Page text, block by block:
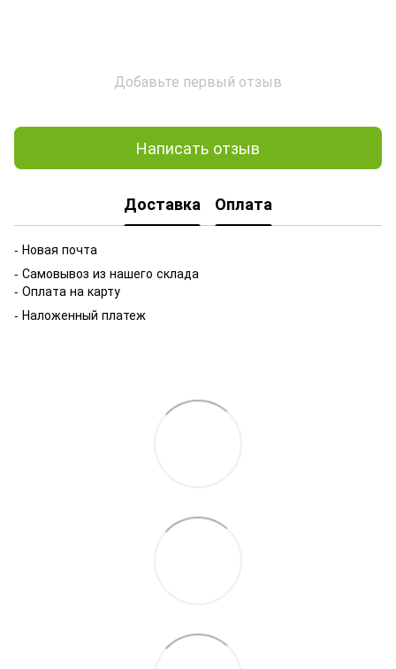
Добавьте первый отзыв
Написать отзыв
Доставка Оплата
- Новая почта
- Самовывоз из нашего склада
- Оплата на карту
- Наложенный платеж